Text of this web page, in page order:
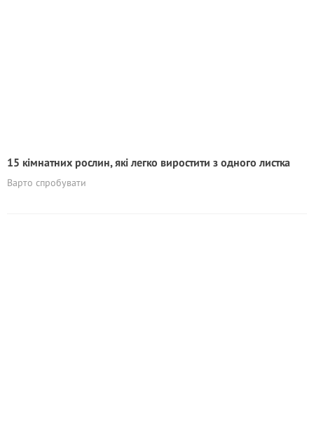
15 кімнатних рослин, які легко виростити з одного листка
Варто спробувати